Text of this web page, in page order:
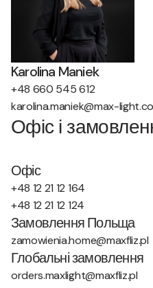
Karolina Maniek
+48 660 545 612
karolina.maniek@max-
Офіс і
Офіс
+48 12 21 12 164
+48 12 21 12 124
Замовлення Польща
zamowienia.home@maxfliz.pl
Глобальні замовлення
orders.maxlight@maxfliz.pl